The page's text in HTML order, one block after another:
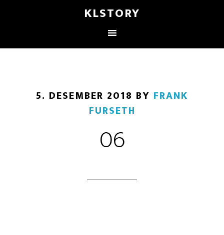
KLSTORY
5. DESEMBER 2018 BY FRANK
FURSETH
06